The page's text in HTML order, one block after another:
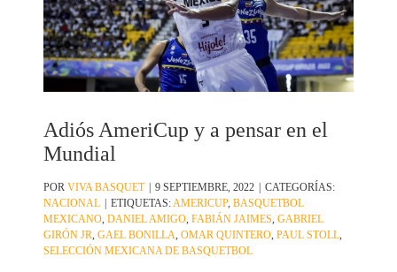
Adiós AmeriCup y a pensar en el
Mundial
PORVIVA BASQUET | 9 SEPTIEMBRE, 2022 | CATEGORÍAS:
NACIONAL | ETIQUETAS: AMERICUP,BASQUETBOL
MEXICANO ,DANIEL AMIGO ,FABIÁN JAIMES ,GABRIEL
GIRÓN JR ,GAEL BONILLA ,OMAR QUINTERO ,PAUL STOLL
SELECCIÓN MEXICANA DE BASQUETBOL